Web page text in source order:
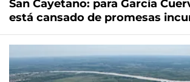
San Cayetano: para García
está cansado de promesas